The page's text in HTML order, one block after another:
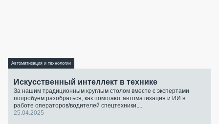
Автоматизация и технологии
Искусственный интеллект в технике
За нашим традиционным круглым столом вместе с экспертами
попробуем разобраться, как помогают автоматизация и ИИ в
работе операторов/водителей спецтехники,...
25.04.2025